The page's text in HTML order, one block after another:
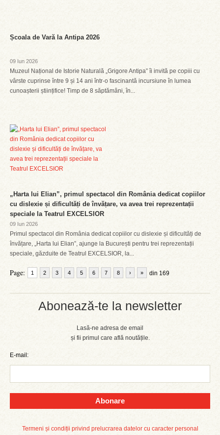
Abonează-te la newsletter
Lasă-ne adresa de email
și fii primul care află noutățile.
E-mail:
Abonare
Termeni și condiții privind prelucrarea datelor cu caracter personal
Școala de Vară la Antipa 2026
09 Iun 2026
Muzeul Național de Istorie Naturală „Grigore Antipa” îi invită pe copiii cu
vârste cuprinse între 9 și 14 ani într-o fascinantă incursiune în lumea
cunoașterii științifice! Timp de 8 săptămâni, în...
„Harta lui Elian”, primul spectacol din România dedicat copiilor
cu dislexie și dificultăți de învățare, va avea trei reprezentații
speciale la Teatrul EXCELSIOR
09 Iun 2026
Primul spectacol din România dedicat copiilor cu dislexie și dificultăți de
învățare, „Harta lui Elian”, ajunge la București pentru trei reprezentații
speciale, găzduite de Teatrul EXCELSIOR, la...
Page: 1 2 3 4 5 6 7 8 din 169
› »